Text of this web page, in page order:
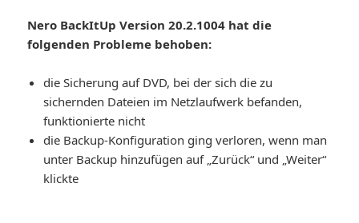
Nero BackItUp Version 20.2.1004 hat die
folgenden Probleme behoben:
die Sicherung auf DVD, bei der sich die zu
sichernden Dateien im Netzlaufwerk befanden,
funktionierte nicht
die Backup-Konfiguration ging verloren, wenn man
unter Backup hinzufügen auf „Zurück“ und „Weiter“
klickte